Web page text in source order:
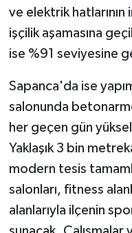
ve elektrik hatlarının
işçilik aşamasına
ise %91 seviyesine
Sapanca'da ise
salonunda
her geçen gün
Yaklaşık 3 bin
modern tesis
salonları, fitness
alanlarıyla ilçenin